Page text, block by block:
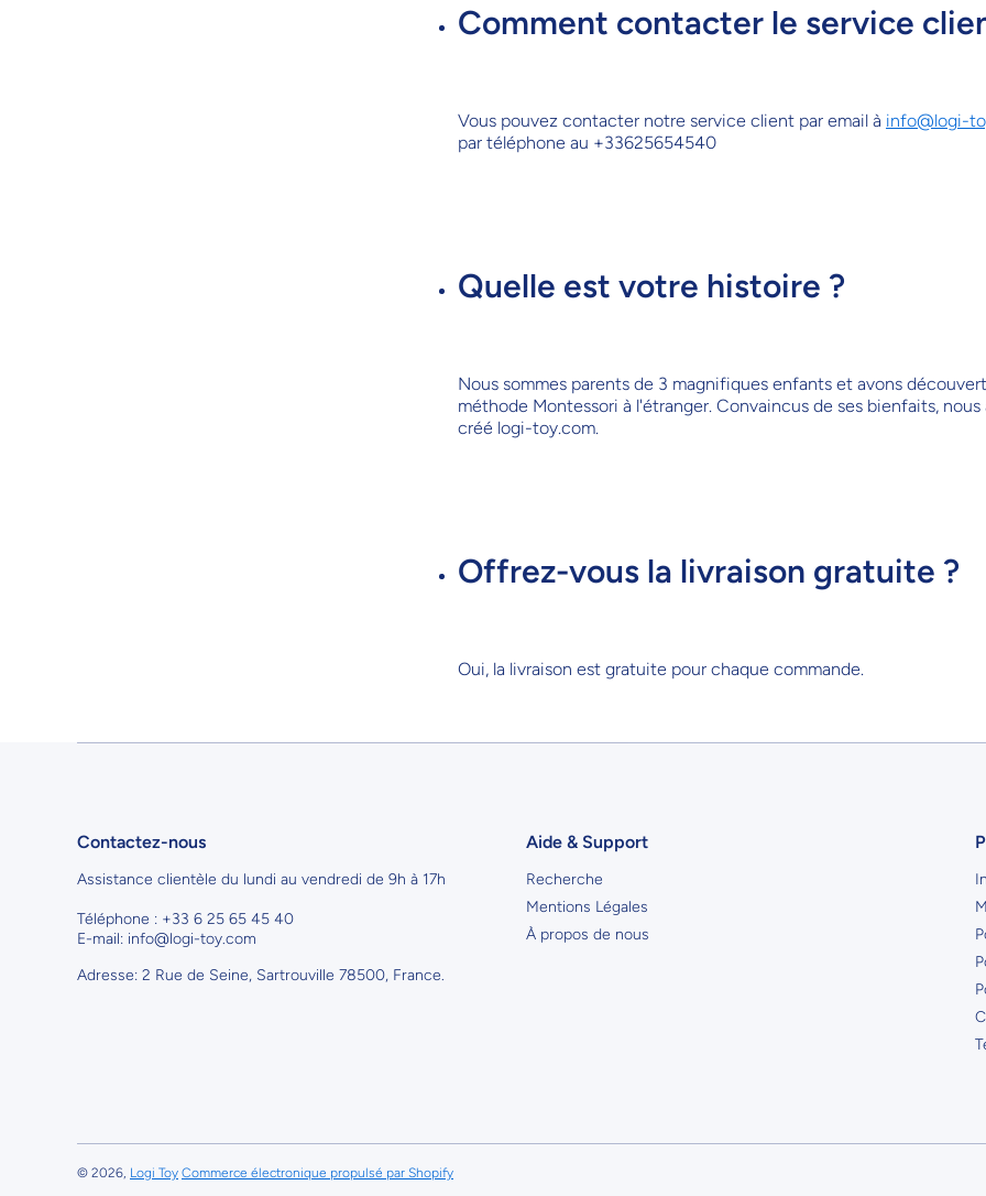
Comment contacter le service
Vous pouvez contacter notre service client par email à info@logi-
par téléphone au +33625654540
Quelle est votre histoire ?
Nous sommes parents de 3 magnifiques enfants et avons
méthode Montessori à l'étranger. Convaincus de ses bienfaits, nous
créé logi-toy.com.
Offrez-vous la livraison gratuite ?
Oui, la livraison est gratuite pour chaque commande.
Contactez-nous
Assistance clientèle du lundi au vendredi de 9h à 17h
Téléphone : +33 6 25 65 45 40
E-mail: info@logi-toy.com
Adresse: 2 Rue de Seine, Sartrouville 78500, France.
Aide & Support
Recherche
Mentions Légales
À propos de nous
© 2026, Logi Toy Commerce électronique propulsé par Shopify